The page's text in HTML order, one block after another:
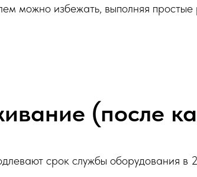
можно избежать, выполняя
(после
срок службы оборудования в